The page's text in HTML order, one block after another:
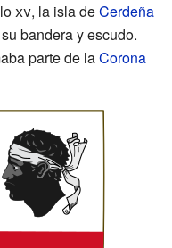
xv, la isla deCerdeña
bandera y escudo.
parte de laCorona